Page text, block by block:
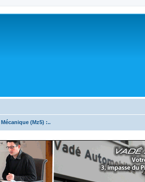
Mécanique (Mz5) :..